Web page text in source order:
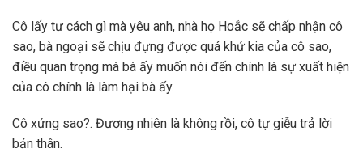
Cô lấy tư cách gì mà yêu anh, nhà họ Hoắc sẽ chấp nhận cô
sao, bà ngoại sẽ chịu đựng được quá khứ kia của cô sao,
điều quan trọng mà bà ấy muốn nói đến chính là sự xuất hiện
của cô chính là làm hại bà ấy.
Cô xứng sao?. Đương nhiên là không rồi, cô tự giễu trả lời
bản thân.